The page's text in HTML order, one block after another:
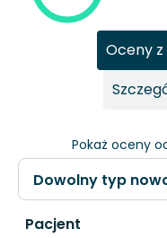
Pokaż oceny
Oceny
Pacjent